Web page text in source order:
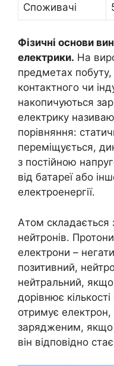
Споживачі
Фізичні основи
електрики. На
предметах побуту,
контактного чи
накопичуються
електрику
порівняння:
переміщується,
з постійною
від батареї або
електроенергії.
Атом складається
нейтронів.
електрони –
позитивний,
нейтральний, якщо
дорівнює
отримує електрон,
зарядженим, якщо
він відповідно